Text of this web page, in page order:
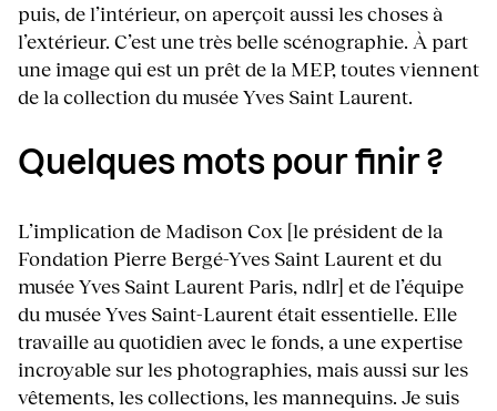
puis, de l’intérieur, on aperçoit aussi les choses à
l’extérieur. C’est une très belle scénographie. À part
une image qui est un prêt de la MEP, toutes viennent
de la collection du musée Yves Saint Laurent.
Quelques mots pour finir ?
L’implication de Madison Cox [le président de la
Fondation Pierre Bergé-Yves Saint Laurent et du
musée Yves Saint Laurent Paris, ndlr] et de l’équipe
du musée Yves Saint-Laurent était essentielle. Elle
travaille au quotidien avec le fonds, a une expertise
incroyable sur les photographies, mais aussi sur les
vêtements, les collections, les mannequins. Je suis